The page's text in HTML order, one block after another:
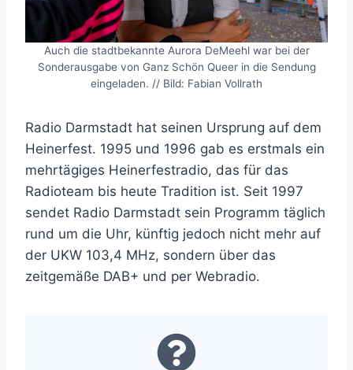
Auch die stadtbekannte Aurora DeMeehl war bei der
Sonderausgabe von Ganz Schön Queer in die Sendung
eingeladen. // Bild: Fabian Vollrath
Radio Darmstadt hat seinen Ursprung auf dem
Heinerfest. 1995 und 1996 gab es erstmals ein
mehrtägiges Heinerfestradio, das für das
Radioteam bis heute Tradition ist. Seit 1997
sendet Radio Darmstadt sein Programm täglich
rund um die Uhr, künftig jedoch nicht mehr auf
der UKW 103,4 MHz, sondern über das
zeitgemäße DAB+ und per Webradio.